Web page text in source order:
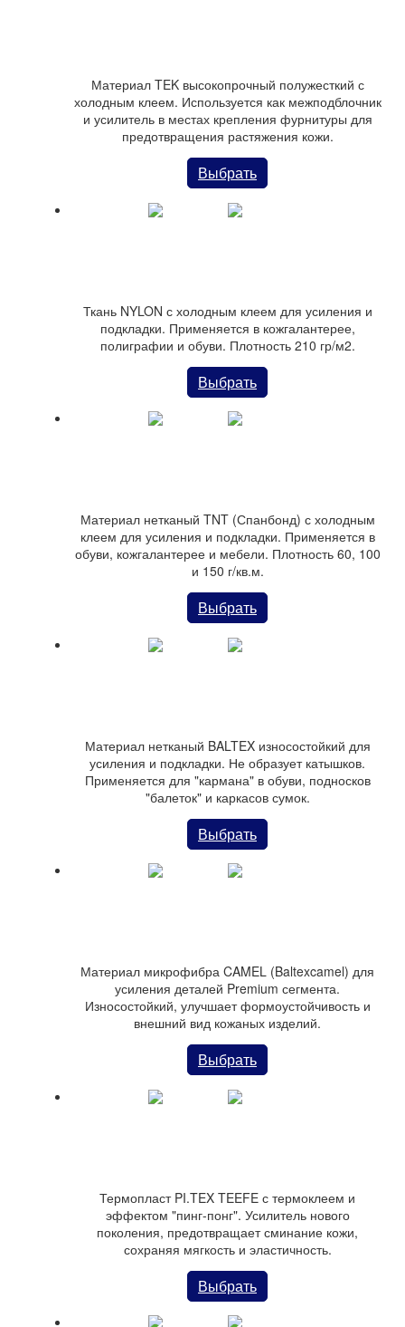
Материал TEK высокопрочный полужесткий с
холодным клеем. Используется как межподблочник
и усилитель в местах крепления фурнитуры для
предотвращения растяжения кожи.
Выбрать
Ткань NYLON с холодным клеем для усиления и
подкладки. Применяется в кожгалантерее,
полиграфии и обуви. Плотность 210 гр/м2.
Выбрать
Материал нетканый TNT (Спанбонд) с холодным
клеем для усиления и подкладки. Применяется в
обуви, кожгалантерее и мебели. Плотность 60, 100
и 150 г/кв.м.
Выбрать
Материал нетканый BALTEX износостойкий для
усиления и подкладки. Не образует катышков.
Применяется для "кармана" в обуви, подносков
"балеток" и каркасов сумок.
Выбрать
Материал микрофибра CAMEL (Baltexcamel) для
усиления деталей Premium сегмента.
Износостойкий, улучшает формоустойчивость и
внешний вид кожаных изделий.
Выбрать
Термопласт PI.TEX TEEFE с термоклеем и
эффектом "пинг-понг". Усилитель нового
поколения, предотвращает сминание кожи,
сохраняя мягкость и эластичность.
Выбрать